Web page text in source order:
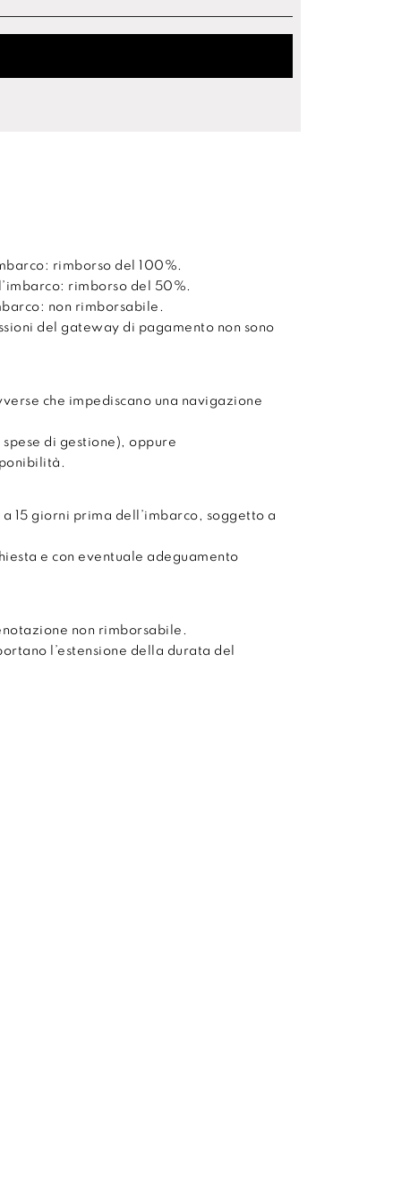
rimborso del 100%.
rimborso del 50%.
non rimborsabile.
del gateway di pagamento non sono
che impediscano una navigazione
spese di gestione), oppure
15 giorni prima dell’imbarco, soggetto a
e con eventuale adeguamento
non rimborsabile.
l’estensione della durata del